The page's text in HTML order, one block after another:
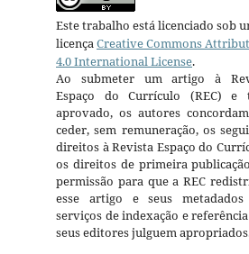
Este trabalho está licenciado sob
licençaCreative Commons
4.0 International License.
Ao submeter um artigo à
Espaço do Currículo (REC) e
aprovado, os autores
ceder, sem remuneração, os
direitos à Revista Espaço do
os direitos de primeira
permissão para que a REC
esse artigo e seus metadados
serviços de indexação e
seus editores julguem